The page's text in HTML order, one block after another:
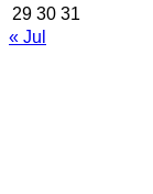
29 30 31
« Jul